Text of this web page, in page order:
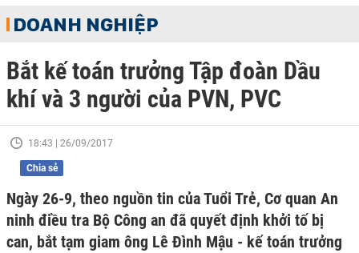
DOANH NGHIỆP
Bắt kế toán trưởng Tập đoàn Dầu
khí và 3 người của PVN, PVC
18:43 | 26/09/2017
Chia sẻ
Ngày 26-9, theo nguồn tin của Tuổi Trẻ, Cơ quan An
ninh điều tra Bộ Công an đã quyết định khởi tố bị
can, bắt tạm giam ông Lê Đình Mậu - kế toán trưởng